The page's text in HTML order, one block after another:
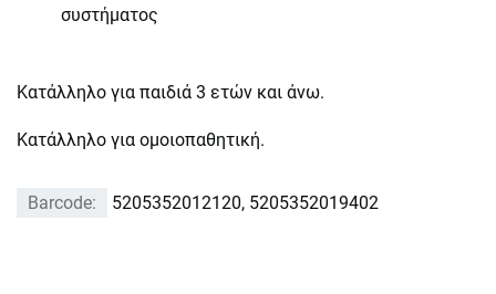
συστήματος
Κατάλληλο για παιδιά 3 ετών και άνω.
Κατάλληλο για ομοιοπαθητική.
Barcode: 5205352012120, 5205352019402